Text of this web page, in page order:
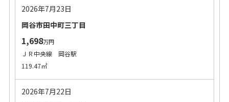
2026年7月23日
岡谷市田中町三丁目
1,698万円
ＪＲ中央線 岡谷駅
119.47㎡
2026年7月22日